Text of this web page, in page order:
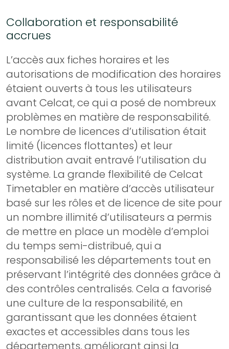
Collaboration et responsabilité
accrues
L’accès aux fiches horaires et les
autorisations de modification des horaires
étaient ouverts à tous les utilisateurs
avant Celcat, ce qui a posé de nombreux
problèmes en matière de responsabilité.
Le nombre de licences d’utilisation était
limité (licences flottantes) et leur
distribution avait entravé l’utilisation du
système. La grande flexibilité de Celcat
Timetabler en matière d’accès utilisateur
basé sur les rôles et de licence de site pour
un nombre illimité d’utilisateurs a permis
de mettre en place un modèle d’emploi
du temps semi-distribué, qui a
responsabilisé les départements tout en
préservant l’intégrité des données grâce à
des contrôles centralisés. Cela a favorisé
une culture de la responsabilité, en
garantissant que les données étaient
exactes et accessibles dans tous les
départements, améliorant ainsi la